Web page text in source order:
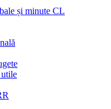
și minute CL